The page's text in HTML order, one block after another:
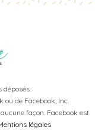
ou de Facebook, Inc.
façon. Facebook est
légales